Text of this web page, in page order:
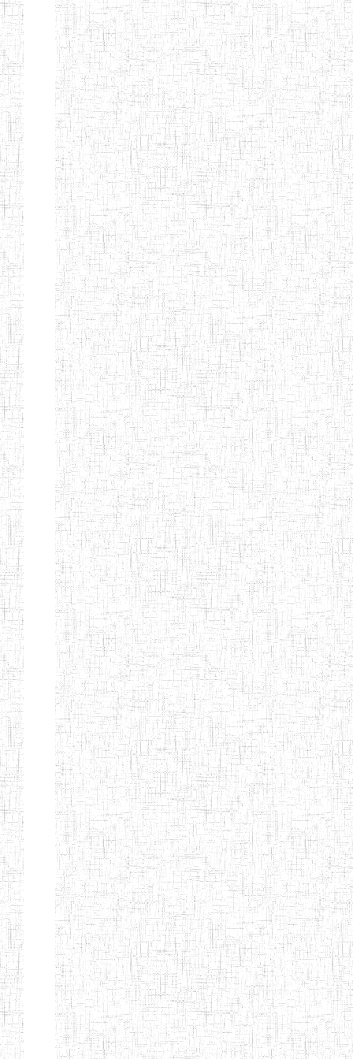
SAINT
ANDREW'S BTTC
28/12/2007 ENIEG
MODEL
INCLUSIVE
BILINGUAL
TEACHER
TRAINING
INSTITUTE
08/09/2015 ENIEG
CEFED/SPED/TTI
SANTA
17/11/2008 ENIEG
PTTC MBENGWI 06/08/1990 ENIEG
FULL GOSPEL
BTTC MBENGWI
02/10/1998 ENIEG
BAPTIST
TEACHERS
TRAINING
COLLEGE
08/08/1983 ENIEG
KENCHOLIA
TEACHER'S
TRAINING
COLLEGE
"K.T.T.C NDOP"
15/09/2015 ENIEG
ENIEG PRIVEE
BILINGUE
LAIQUE LES
PERFORMANCES
PEDAGOGIQUES
01/09/2015 ENIEG
ENIEG DU HAUT
NKAM
12/08/2013 ENIEG
ENIEG BILINGUE
DE L'IPEP DE
BANDJOUN
05/09/2003 ENIEG
ENIEG PRIVEE
NANFAH
07/09/2012 ENIEG
ENPIEG TERESA
JANE
14/03/2014 ENIEG